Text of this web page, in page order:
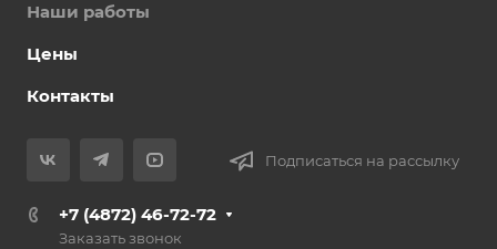
Наши работы
Цены
Контакты
Подписаться на рассылку
+7 (4872) 46-72-72
Заказать звонок